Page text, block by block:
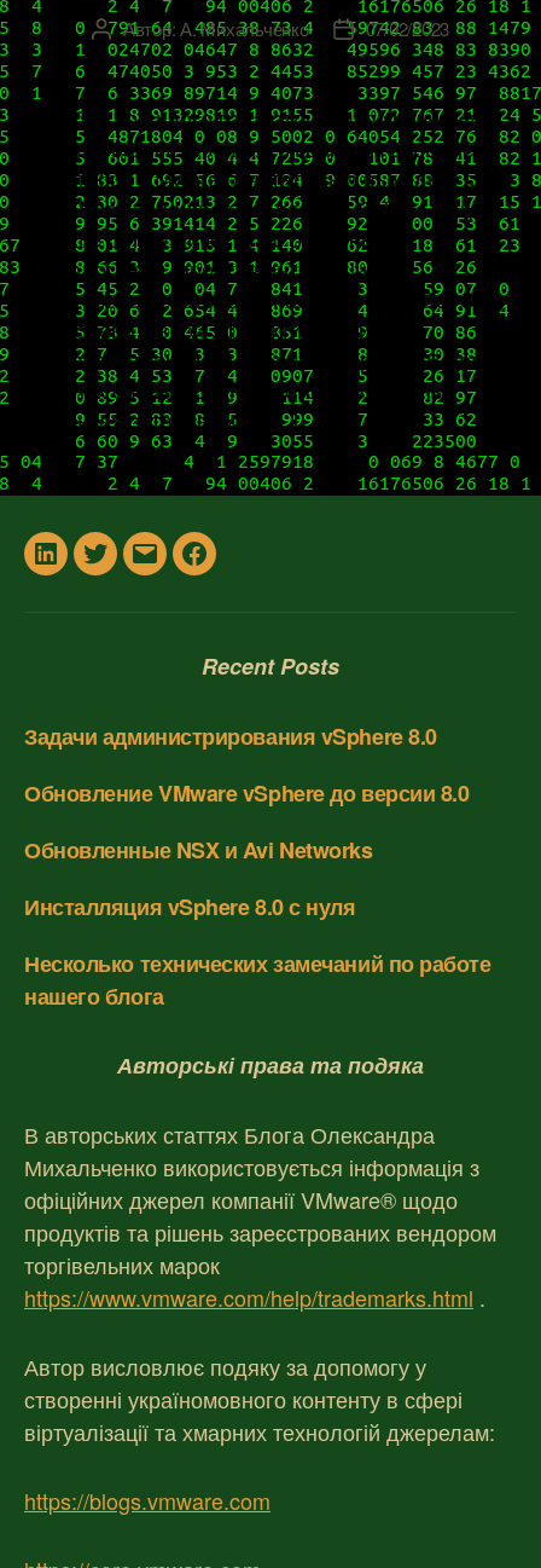
Автор
записи
Автор:А. Михальченко
Дата
записи
07/02/2023
Октябрь прошлого года отличился значимым и,
без преувеличения, долгожданным событием:
11 октября VMware отчиталась о выходе в свет
новой мажорной версии нашей vSphere. Еще
больше сотрудничества с облачными
технологиями, простая интеграция с
Kubernetes, некоторые инновации для DevOps,
рост оперативной эффективности и
производительности рабочих нагрузок. В целом,
новинок очень и очень много: на основных
моментах остановимся […]
In TwitterEmailFacebook
Recent Posts
Задачи администрирования vSphere 8.0
Обновление VMware vSphere до версии 8.0
Обновленные NSX и Avi Networks
Инсталляция vSphere 8.0 с нуля
Несколько технических замечаний по работе
нашего блога
Авторські права та подяка
В авторських статтях Блога Олександра
Михальченко використовується інформація з
офіційних джерел компанії VMware® щодо
продуктів та рішень зареєстрованих вендором
торгівельних марок
https://www.vmware.com/help/trademarks.html .
Автор висловлює подяку за допомогу у
створенні україномовного контенту в сфері
віртуалізації та хмарних технологій джерелам:
https://blogs.vmware.com